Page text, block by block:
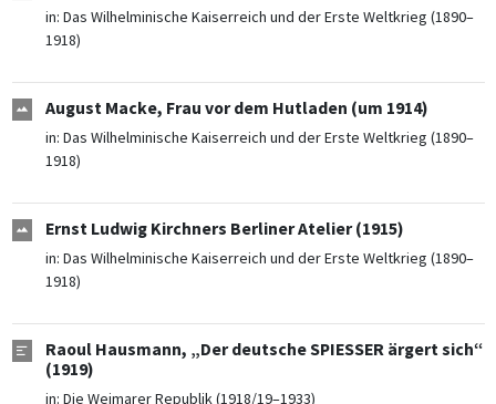
in: Das Wilhelminische Kaiserreich und der Erste Weltkrieg (1890–
1918)
August Macke, Frau vor dem Hutladen (um 1914)
in: Das Wilhelminische Kaiserreich und der Erste Weltkrieg (1890–
1918)
Ernst Ludwig Kirchners Berliner Atelier (1915)
in: Das Wilhelminische Kaiserreich und der Erste Weltkrieg (1890–
1918)
Raoul Hausmann, „Der deutsche SPIESSER ärgert sich“
(1919)
in: Die Weimarer Republik (1918/19–1933)